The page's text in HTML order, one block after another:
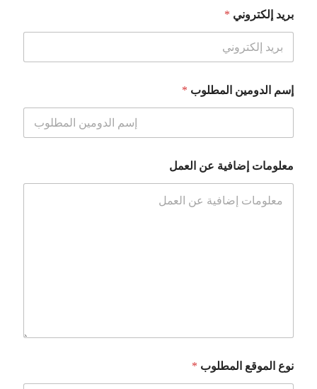
بريد إلكتروني *
إسم الدومين المطلوب *
معلومات إضافية عن العمل
نوع الموقع المطلوب *